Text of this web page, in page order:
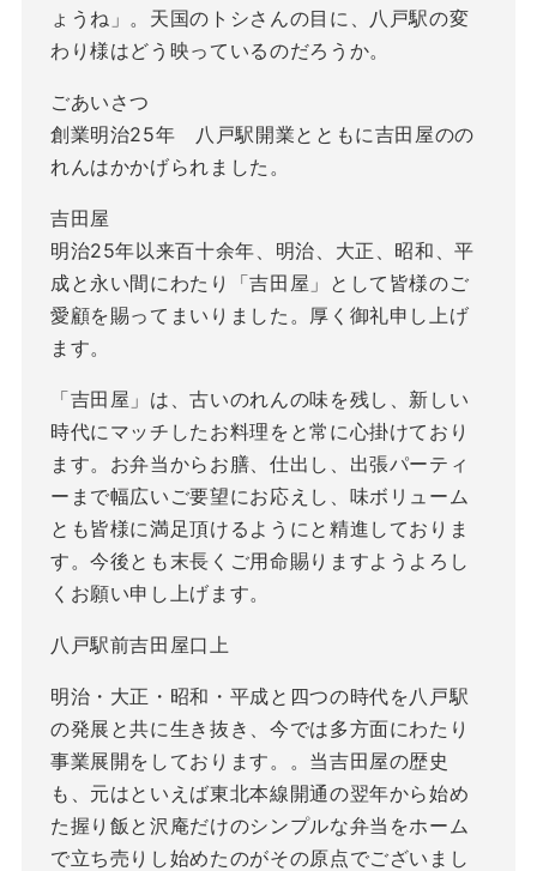
ょうね」。天国のトシさんの目に、八戸駅の変
わり様はどう映っているのだろうか。
ごあいさつ
創業明治25年 八戸駅開業とともに吉田屋のの
れんはかかげられました。
吉田屋
明治25年以来百十余年、明治、大正、昭和、平
成と永い間にわたり「吉田屋」として皆様のご
愛顧を賜ってまいりました。厚く御礼申し上げ
ます。
「吉田屋」は、古いのれんの味を残し、新しい
時代にマッチしたお料理をと常に心掛けており
ます。お弁当からお膳、仕出し、出張パーティ
ーまで幅広いご要望にお応えし、味ボリューム
とも皆様に満足頂けるようにと精進しておりま
す。今後とも末長くご用命賜りますようよろし
くお願い申し上げます。
八戸駅前吉田屋口上
明治・大正・昭和・平成と四つの時代を八戸駅
の発展と共に生き抜き、今では多方面にわたり
事業展開をしております。。当吉田屋の歴史
も、元はといえば東北本線開通の翌年から始め
た握り飯と沢庵だけのシンプルな弁当をホーム
で立ち売りし始めたのがその原点でございまし